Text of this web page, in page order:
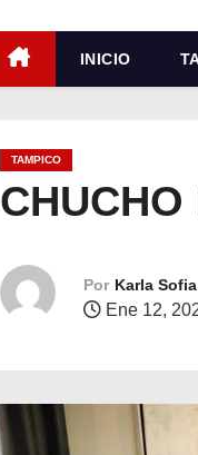
INICIO
TAMPICO
Por Karla
Ene 12,